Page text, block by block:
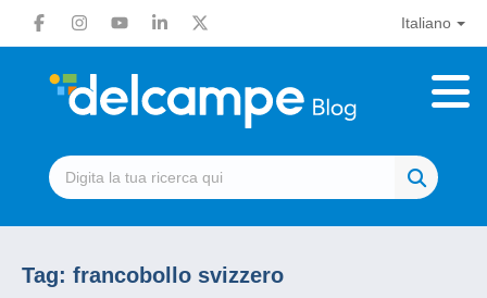
Italiano
Tag: francobollo svizzero